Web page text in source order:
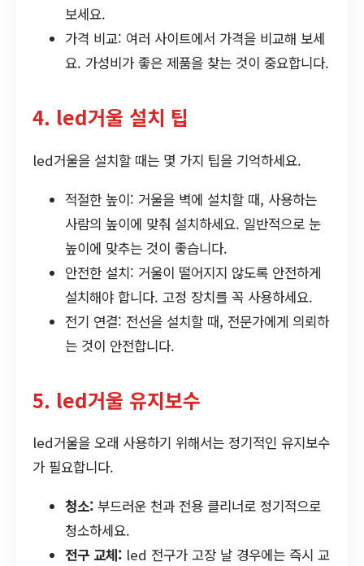
보세요.
가격 비교: 여러 사이트에서 가격을 비교해 보세
요. 가성비가 좋은 제품을 찾는 것이 중요합니다.
4. led거울 설치 팁
led거울을 설치할 때는 몇 가지 팁을 기억하세요.
적절한 높이: 거울을 벽에 설치할 때, 사용하는
사람의 높이에 맞춰 설치하세요. 일반적으로 눈
높이에 맞추는 것이 좋습니다.
안전한 설치: 거울이 떨어지지 않도록 안전하게
설치해야 합니다. 고정 장치를 꼭 사용하세요.
전기 연결: 전선을 설치할 때, 전문가에게 의뢰하
는 것이 안전합니다.
5. led거울 유지보수
led거울을 오래 사용하기 위해서는 정기적인 유지보수
가 필요합니다.
청소: 부드러운 천과 전용 클리너로 정기적으로
청소하세요.
전구 교체: led 전구가 고장 날 경우에는 즉시 교